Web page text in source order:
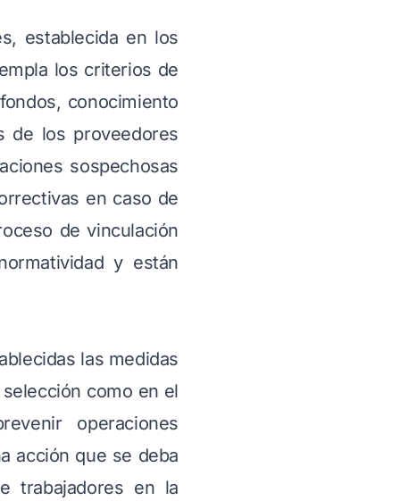
establecida en los
los criterios de
conocimiento
de los proveedores
sospechosas
en caso de
de vinculación
y están
las medidas
como en el
operaciones
acción que se deba
trabajadores en la